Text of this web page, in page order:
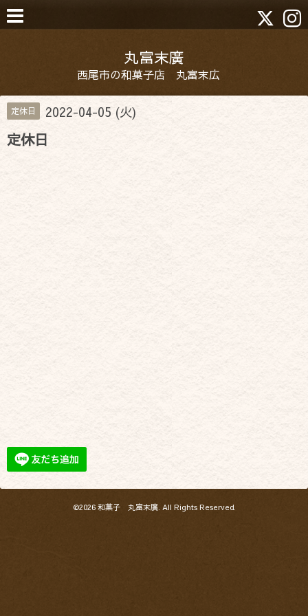
丸富末廣
西尾市の和菓子店 丸富末広
定休日 2022-04-05 (火)
定休日
©2026 和菓子 丸富末廣. All Rights Reserved.